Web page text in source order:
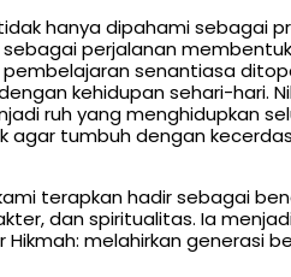
hanya dipahami sebagai
perjalanan
senantiasa
kehidupan sehari-hari.
ruh yang menghidupkan
tumbuh dengan
terapkan hadir sebagai
dan spiritualitas. Ia
Hikmah: melahirkan generasi